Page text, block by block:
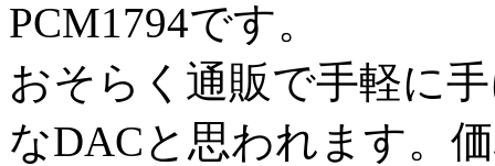
PCM1794です。
おそらく通販で手軽に
なDACと思われます。